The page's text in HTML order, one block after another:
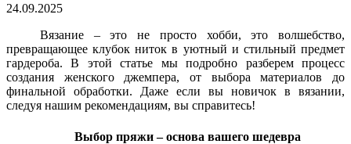
24.09.2025
Вязание – это не просто хобби, это волшебство,
превращающее клубок ниток в уютный и стильный предмет
гардероба. В этой статье мы подробно разберем процесс
создания женского джемпера, от выбора материалов до
финальной обработки. Даже если вы новичок в вязании,
следуя нашим рекомендациям, вы справитесь!
Выбор пряжи – основа вашего шедевра